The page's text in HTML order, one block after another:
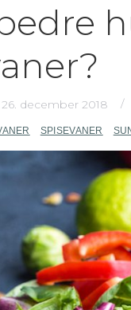
26. december 2018
SPISEVANER